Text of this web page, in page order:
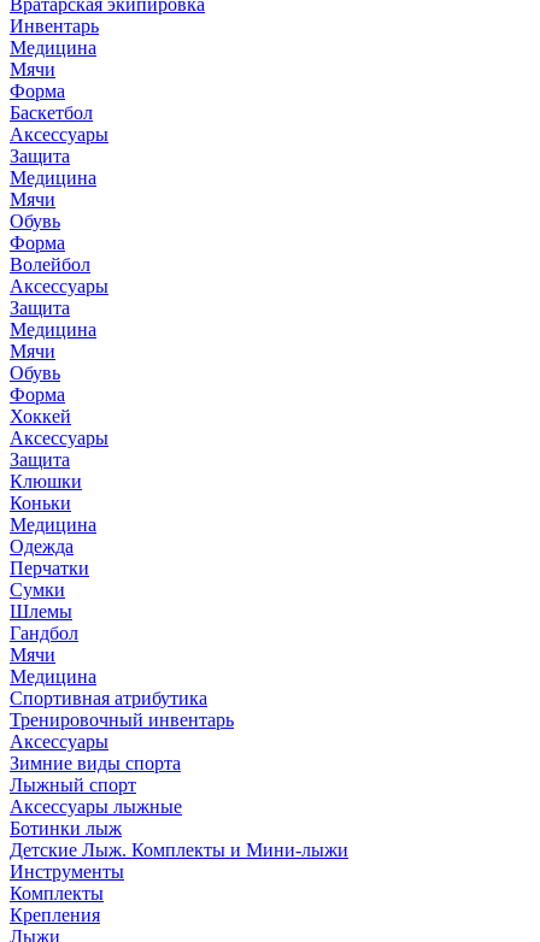
Вратарская экипировка
Инвентарь
Медицина
Мячи
Форма
Баскетбол
Аксессуары
Защита
Медицина
Мячи
Обувь
Форма
Волейбол
Аксессуары
Защита
Медицина
Мячи
Обувь
Форма
Хоккей
Аксессуары
Защита
Клюшки
Коньки
Медицина
Одежда
Перчатки
Сумки
Шлемы
Гандбол
Мячи
Медицина
Спортивная атрибутика
Тренировочный инвентарь
Аксессуары
Зимние виды спорта
Лыжный спорт
Аксессуары лыжные
Ботинки лыж
Детские Лыж. Комплекты и Мини-лыжи
Инструменты
Комплекты
Крепления
Лыжи